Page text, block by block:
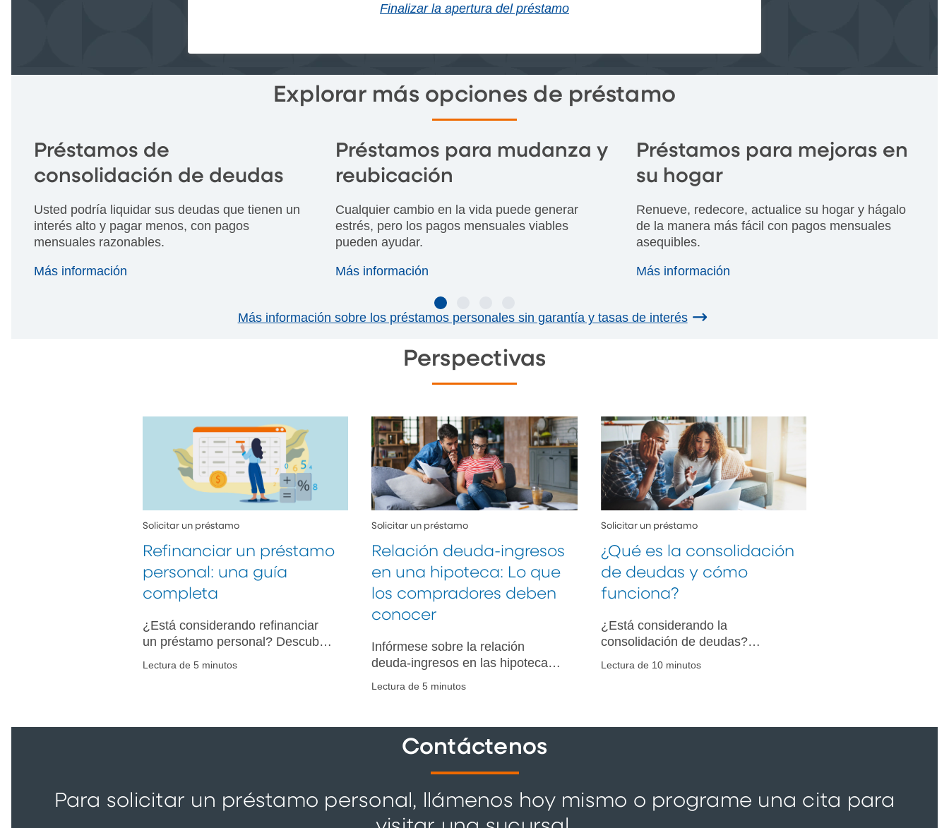
Finalizar la apertura del préstamo
Explorar más opciones de préstamo
Préstamos de
consolidación de deudas
Usted podría liquidar sus deudas que tienen un
interés alto y pagar menos, con pagos
mensuales razonables.
Más información
Préstamos para mudanza y
reubicación
Cualquier cambio en la vida puede generar
estrés, pero los pagos mensuales viables
pueden ayudar.
Más información
Préstamos para mejoras en
su hogar
Renueve, redecore, actualice su hogar y hágalo
de la manera más fácil con pagos mensuales
asequibles.
Más información
Más información sobre los préstamos personales sin garantía y tasas de interés
Perspectivas
Solicitar un préstamo
Refinanciar un préstamo
personal: una guía
completa
¿Está considerando refinanciar
un préstamo personal? Descubra
Lectura de 5 minutos
Solicitar un préstamo
Relación deuda-ingresos
en una hipoteca: Lo que
los compradores deben
conocer
Infórmese sobre la relación
deuda-ingresos en las hipotecas,
vivienda.
Lectura de 5 minutos
Solicitar un préstamo
¿Qué es la consolidación
de deudas y cómo
funciona?
¿Está considerando la
consolidación de deudas?
Lectura de 10 minutos
Contáctenos
Para solicitar un préstamo personal, llámenos hoy mismo o programe una cita para